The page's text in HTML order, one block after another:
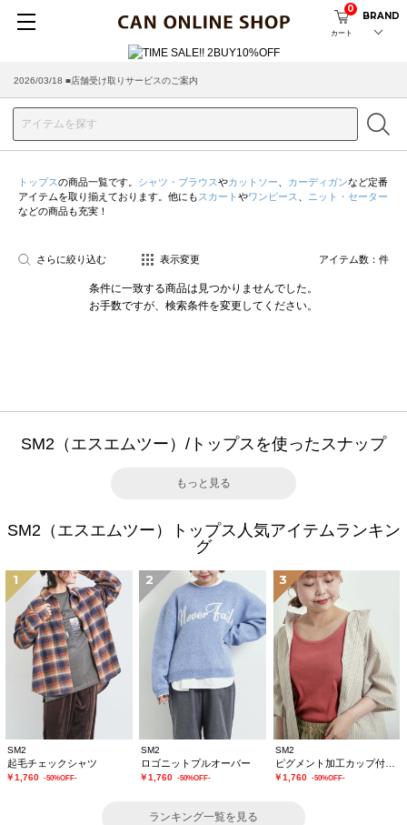
カート
0
BRAND
2026/03/18 ■店舗受け取りサービスのご案内
トップスの商品一覧です。 シャツ・ブラウスやカットソー カーディガンなど定番
アイテムを取り揃えております。他にも スカート やワンピース
ニット・セーター
などの商品も充実！
さらに絞り込む 表示変更 アイテム数： 件
条件に一致する商品は見つかりませんでした。
お手数ですが、検索条件を変更してください。
SM2（エスエムツー）/トップスを使ったスナップ
もっと見る
SM2（エスエムツー）トップス人気アイテムランキン
グ
1
SM2
起毛チェックシャツ
￥1,760 -50%OFF-
2
SM2
ロゴニットプルオーバー
￥1,760 -50%OFF-
3
SM2
ピグメント加工カップ付タンクトップ
￥1,760 -50%OFF-
ランキング一覧を見る